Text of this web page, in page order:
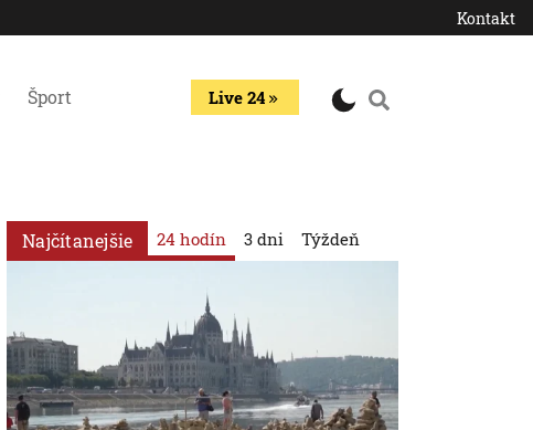
Kontakt
Šport Live 24
Najčítanejšie 24 hodín 3 dni Týždeň